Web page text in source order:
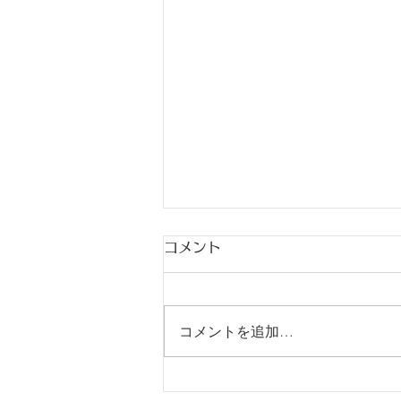
【告知】セミナーのお知らせ
コメント
コメントを追加…